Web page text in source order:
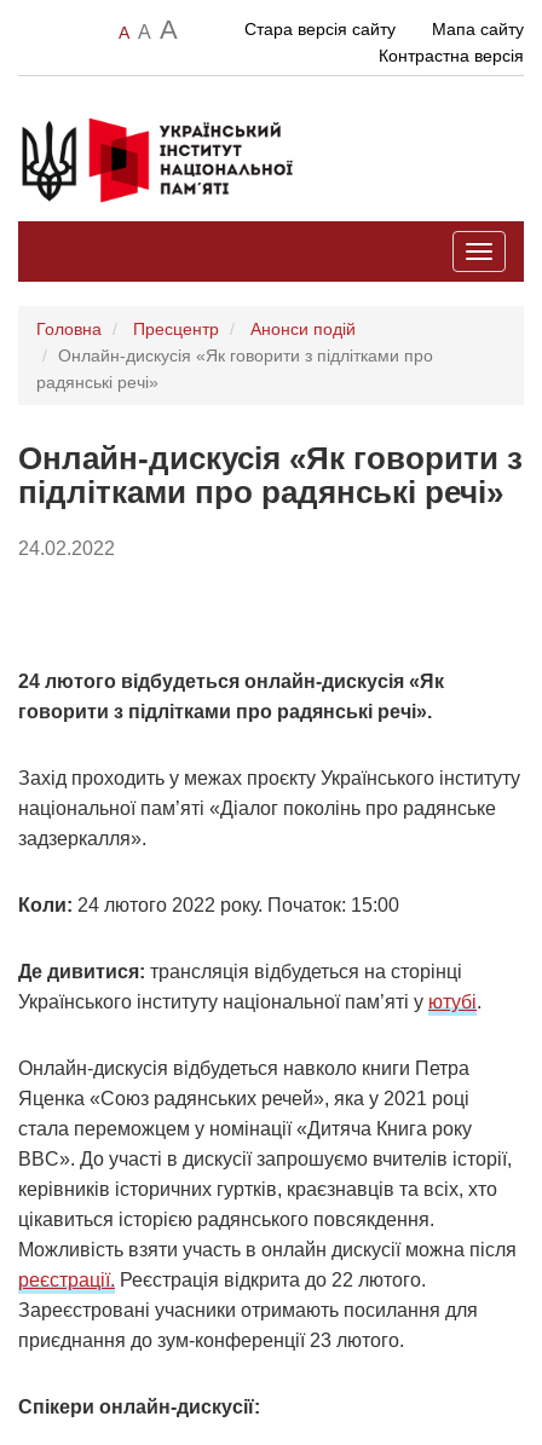
A A A Стара версія сайту
Мапа сайту
Контрастна версія
Toggle
Головна Пресцентр
Анонси подій
Онлайн-дискусія «Як говорити з підлітками про
радянські речі»
Онлайн-дискусія «Як говорити з
підлітками про радянські речі»
24.02.2022
24 лютого відбудеться онлайн-дискусія «Як
говорити з підлітками про радянські речі».
Захід проходить у межах проєкту Українського інституту
національної пам’яті «Діалог поколінь про радянське
задзеркалля».
Коли: 24 лютого 2022 року. Початок: 15:00
Де дивитися: трансляція відбудеться на сторінці
Українського інституту національної пам’яті у ютубі.
Онлайн-дискусія відбудеться навколо книги Петра
Яценка «Союз радянських речей», яка у 2021 році
стала переможцем у номінації «Дитяча Книга року
BBC». До участі в дискусії запрошуємо вчителів історії,
керівників історичних гуртків, краєзнавців та всіх, хто
цікавиться історією радянського повсякдення.
Можливість взяти участь в онлайн дискусії можна після
реєстрації. Реєстрація відкрита до 22 лютого.
Зареєстровані учасники отримають посилання для
приєднання до зум-конференції 23 лютого.
Спікери онлайн-дискусії: